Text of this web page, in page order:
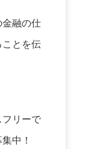
金融の仕
ことを伝
フリーで
中！